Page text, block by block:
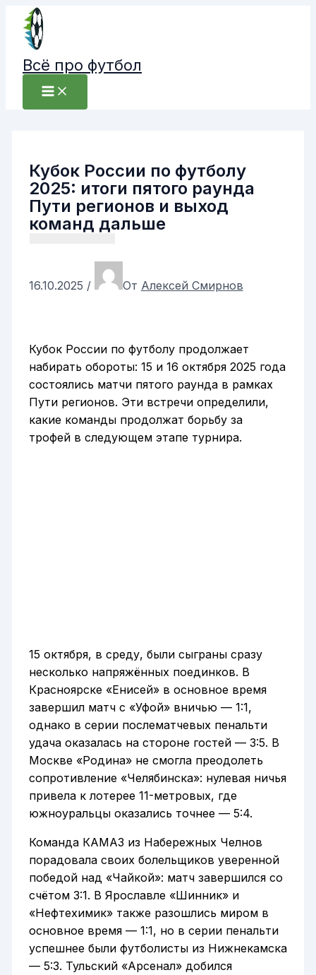
Перейти
содержимому
Всё про футбол
Кубок России по футболу
2025: итоги пятого раунда
Пути регионов и выход
команд дальше
16.10.2025 / От Алексей Смирнов
Кубок России по футболу продолжает
набирать обороты: 15 и 16 октября 2025 года
состоялись матчи пятого раунда в рамках
Пути регионов. Эти встречи определили,
какие команды продолжат борьбу за
трофей в следующем этапе турнира.
15 октября, в среду, были сыграны сразу
несколько напряжённых поединков. В
Красноярске «Енисей» в основное время
завершил матч с «Уфой» вничью — 1:1,
однако в серии послематчевых пенальти
удача оказалась на стороне гостей — 3:5. В
Москве «Родина» не смогла преодолеть
сопротивление «Челябинска»: нулевая ничья
привела к лотерее 11-метровых, где
южноуральцы оказались точнее — 5:4.
Команда КАМАЗ из Набережных Челнов
порадовала своих болельщиков уверенной
победой над «Чайкой»: матч завершился со
счётом 3:1. В Ярославле «Шинник» и
«Нефтехимик» также разошлись миром в
основное время — 1:1, но в серии пенальти
успешнее были футболисты из Нижнекамска
— 5:3. Тульский «Арсенал» добился